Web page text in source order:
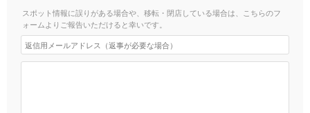
スポット情報に誤りがある場合や、移転・閉店している場合は、こちらのフ
ォームよりご報告いただけると幸いです。